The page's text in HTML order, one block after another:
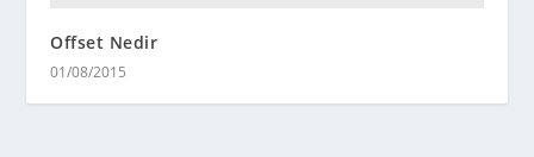
Offset Nedir
01/08/2015